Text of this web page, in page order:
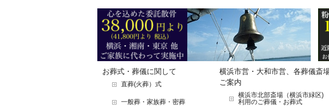
お葬式・葬儀に関して
直葬(火葬）式
一般葬・家族葬・密葬
横浜市営・大和市営、各葬儀斎
ご案内
横浜市北部斎場（横浜市緑区)
利用のご葬儀・お葬式